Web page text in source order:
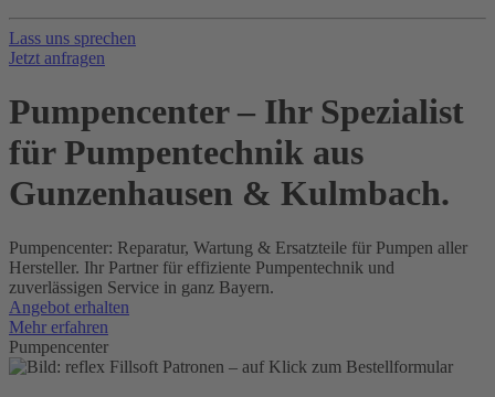
Lass uns sprechen
Jetzt anfragen
Pumpencenter – Ihr Spezialist
für Pumpentechnik aus
Gunzenhausen & Kulmbach.
Pumpencenter: Reparatur, Wartung & Ersatzteile für Pumpen aller
Hersteller. Ihr Partner für effiziente Pumpentechnik und
zuverlässigen Service in ganz Bayern.
Angebot erhalten
Mehr erfahren
Pumpencenter